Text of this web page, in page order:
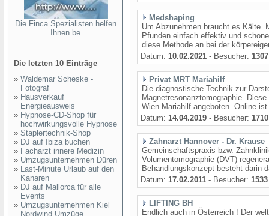
Die Finca Spezialisten helfen
Ihnen be
Die letzten 10 Einträge
» Waldemar Scheske -
Fotograf
» Hausverkauf
Energieausweis
» Hypnose-CD-Shop für
hochwirkungsvolle Hypnose
» Staplertechnik-Shop
» DJ auf Ibiza buchen
» Facharzt innere Medizin
» Umzugsunternehmen Düren
» Last-Minute Urlaub auf den
Kanaren
» DJ auf Mallorca für alle
Events
» Umzugsunternehmen Kiel
Nordwind Umzüge
Medshaping
Um Abzunehmen braucht es Kälte.
Pfunden einfach effektiv und
diese Methode an bei der
Datum: 10.02.2021 - Besucher: 1307
Privat MRT Mariahilf
Die diagnostische Technik zur
Magnetresonanztomographie.
Wien Mariahilf angeboten. Online
Datum: 14.04.2019 - Besucher: 1710
Zahnarzt Hannover - Dr. Krause
Gemeinschaftspraxis bzw.
Volumentomographie (DVT)
Behandlungskonzept besteht darin
Datum: 17.02.2011 - Besucher: 1533
LIFTING BH
Endlich auch in Österreich ! Der